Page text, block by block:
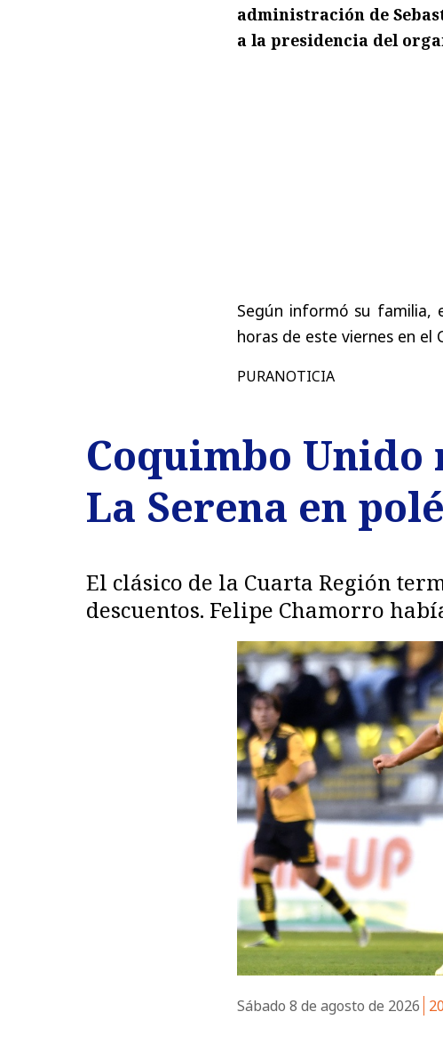
administración de
a la presidencia del
Según informó su familia,
horas de este viernes en el
PURANOTICIA
Coquimbo Unido
La Serena en
El clásico de la Cuarta Región
descuentos. Felipe Chamorro
Sábado 8 de agosto de 2026